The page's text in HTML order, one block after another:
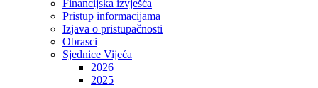
Financijska izvješća
Pristup informacijama
Izjava o pristupačnosti
Obrasci
Sjednice Vijeća
2026
2025